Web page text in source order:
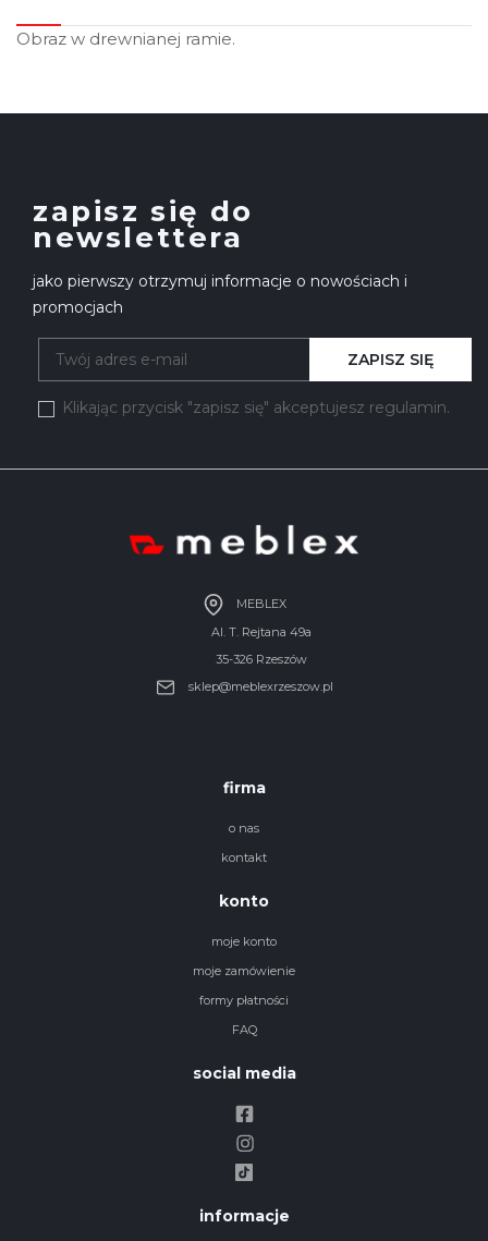
Obraz w drewnianej ramie.
zapisz się do
newslettera
jako pierwszy otrzymuj informacje o nowościach i
promocjach
Klikając przycisk "zapisz się" akceptujesz regulamin.
ZAPISZ SIĘ
MEBLEX
Al. T. Rejtana 49a
35-326 Rzeszów
sklep@meblexrzeszow.pl
firma
o nas
kontakt
konto
moje konto
moje zamówienie
formy płatności
FAQ
social media
informacje